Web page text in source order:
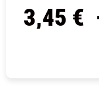
3,45 €